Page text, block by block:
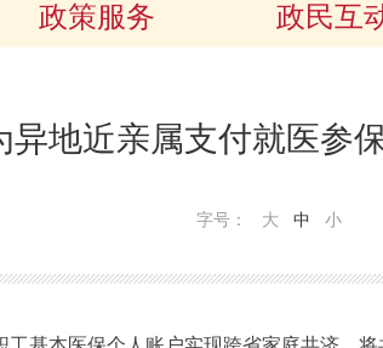
政策服务 政民互
地近亲属支付就医参
字号： 大 中 小